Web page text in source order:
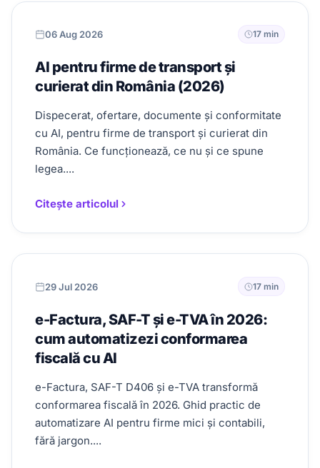
06 Aug 2026 17 min
AI pentru firme de transport și
curierat din România (2026)
Dispecerat, ofertare, documente și conformitate
cu AI, pentru firme de transport și curierat din
România. Ce funcționează, ce nu și ce spune
legea....
Citește articolul
29 Jul 2026 17 min
e-Factura, SAF-T și e-TVA în 2026:
cum automatizezi conformarea
fiscală cu AI
e-Factura, SAF-T D406 și e-TVA transformă
conformarea fiscală în 2026. Ghid practic de
automatizare AI pentru firme mici și contabili,
fără jargon....